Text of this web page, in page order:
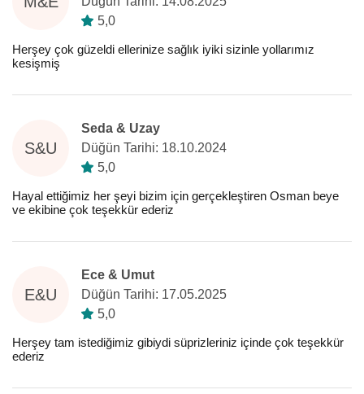
5,0
Herşey çok güzeldi ellerinize sağlık iyiki sizinle yollarımız
kesişmiş
S&U
Seda & Uzay
Düğün Tarihi: 18.10.2024
5,0
Hayal ettiğimiz her şeyi bizim için gerçekleştiren Osman beye
ve ekibine çok teşekkür ederiz
E&U
Ece & Umut
Düğün Tarihi: 17.05.2025
5,0
Herşey tam istediğimiz gibiydi süprizleriniz içinde çok teşekkür
ederiz